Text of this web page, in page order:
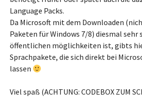
Language Packs.
Da Microsoft mit dem Downloaden
Paketen für Windows 7/8) diesmal sehr
öffentlichen möglichkeiten ist, gibts
Sprachpakete, die sich direkt bei
lassen
Viel spaß (ACHTUNG: CODEBOX ZUM